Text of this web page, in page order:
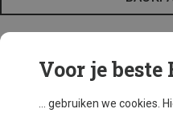
Voor je beste
... gebruiken we cookies.